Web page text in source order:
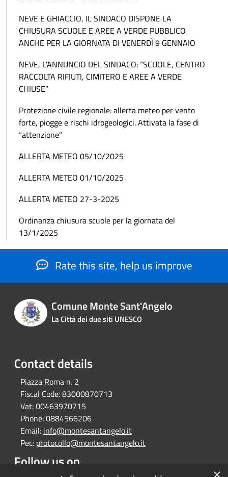
NEVE E GHIACCIO, IL SINDACO DISPONE LA
CHIUSURA SCUOLE E AREE A VERDE PUBBLICO
ANCHE PER LA GIORNATA DI VENERDÌ 9 GENNAIO
NEVE, L’ANNUNCIO DEL SINDACO: “SCUOLE, CENTRO
RACCOLTA RIFIUTI, CIMITERO E AREE A VERDE
CHIUSE”
Protezione civile regionale: allerta meteo per vento
forte, piogge e rischi idrogeologici. Attivata la fase di
“attenzione”
ALLERTA METEO 05/10/2025
ALLERTA METEO 01/10/2025
ALLERTA METEO 27-3-2025
Ordinanza chiusura scuole per la giornata del
13/1/2025
Rate this site, help us improve
Comune Monte Sant'Angelo
La Città dei due siti UNESCO
Contact details
Piazza Roma n. 2
Fiscal Code:83000870713
Vat:00463970715
Phone:0884566206
Email: info@montesantangelo.it
Pec: protocollo@montesantangelo.it
Follow us on